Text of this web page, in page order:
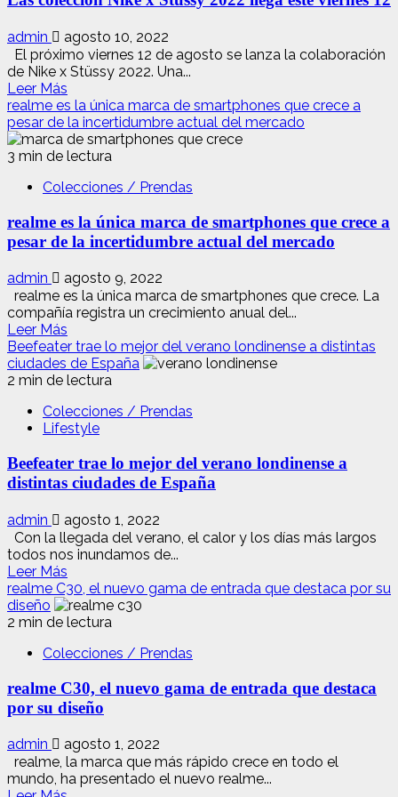
OPPO
Reno8:
Todos
detalles
del
lanzamiento
admin
agosto 10, 2022
El próximo viernes 12 de agosto se lanza la colaboración
de Nike x Stüssy 2022. Una...
Leer Más
más
acerca
de
Las
Nike
Stüssy
2022
este
viernes
12
realme es la única marca de smartphones que crece a
pesar de la incertidumbre actual del mercado
3 min de lectura
Colecciones / Prendas
realme es la única marca de smartphones que crece a
pesar de la incertidumbre actual del mercado
admin
agosto 9, 2022
realme es la única marca de smartphones que crece. La
compañía registra un crecimiento anual del...
Leer Más
más
acerca
de
es
la
marca
de
que
crece
a
de
la
incertidumbre
del
Beefeater trae lo mejor del verano londinense a distintas
ciudades de España
2 min de lectura
Colecciones / Prendas
Lifestyle
Beefeater trae lo mejor del verano londinense a
distintas ciudades de España
admin
agosto 1, 2022
Con la llegada del verano, el calor y los días más largos
todos nos inundamos de...
Leer Más
más
acerca
de
trae
mejor
del
londinense
a
distintas
ciudades
realme C30, el nuevo gama de entrada que destaca por su
diseño
2 min de lectura
Colecciones / Prendas
realme C30, el nuevo gama de entrada que destaca
por su diseño
admin
agosto 1, 2022
realme, la marca que más rápido crece en todo el
mundo, ha presentado el nuevo realme...